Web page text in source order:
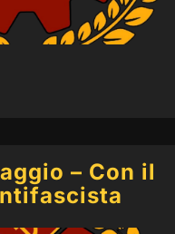
– Con il